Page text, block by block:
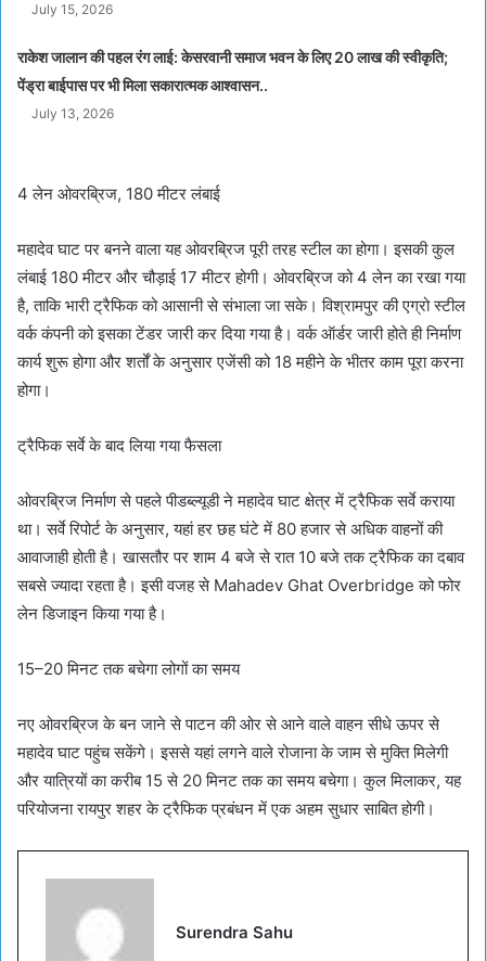
July 15, 2026
राकेश जालान की पहल रंग लाई: केसरवानी समाज भवन के लिए 20 लाख की स्वीकृति;
पेंड्रा बाईपास पर भी मिला सकारात्मक आश्वासन..
July 13, 2026
4 लेन ओवरब्रिज, 180 मीटर लंबाई
महादेव घाट पर बनने वाला यह ओवरब्रिज पूरी तरह स्टील का होगा। इसकी कुल
लंबाई 180 मीटर और चौड़ाई 17 मीटर होगी। ओवरब्रिज को 4 लेन का रखा गया
है, ताकि भारी ट्रैफिक को आसानी से संभाला जा सके। विश्रामपुर की एग्रो स्टील
वर्क कंपनी को इसका टेंडर जारी कर दिया गया है। वर्क ऑर्डर जारी होते ही निर्माण
कार्य शुरू होगा और शर्तों के अनुसार एजेंसी को 18 महीने के भीतर काम पूरा करना
होगा।
ट्रैफिक सर्वे के बाद लिया गया फैसला
ओवरब्रिज निर्माण से पहले पीडब्ल्यूडी ने महादेव घाट क्षेत्र में ट्रैफिक सर्वे कराया
था। सर्वे रिपोर्ट के अनुसार, यहां हर छह घंटे में 80 हजार से अधिक वाहनों की
आवाजाही होती है। खासतौर पर शाम 4 बजे से रात 10 बजे तक ट्रैफिक का दबाव
सबसे ज्यादा रहता है। इसी वजह से Mahadev Ghat Overbridge को फोर
लेन डिजाइन किया गया है।
15–20 मिनट तक बचेगा लोगों का समय
नए ओवरब्रिज के बन जाने से पाटन की ओर से आने वाले वाहन सीधे ऊपर से
महादेव घाट पहुंच सकेंगे। इससे यहां लगने वाले रोजाना के जाम से मुक्ति मिलेगी
और यात्रियों का करीब 15 से 20 मिनट तक का समय बचेगा। कुल मिलाकर, यह
परियोजना रायपुर शहर के ट्रैफिक प्रबंधन में एक अहम सुधार साबित होगी।
Surendra Sahu